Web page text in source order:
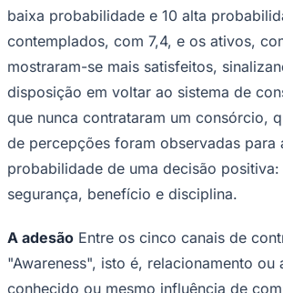
Flamengo
baixa probabilidade e 10 alta
contemplados, com 7,4, e os ativos,
mostraram-se mais satisfeitos,
disposição em voltar ao sistema de
que nunca contrataram um consórcio,
de percepções foram observadas para
probabilidade de uma decisão
segurança, benefício e disciplina.
A adesão Entre os cinco canais de
"Awareness", isto é, relacionamento ou
conhecido ou mesmo influência de